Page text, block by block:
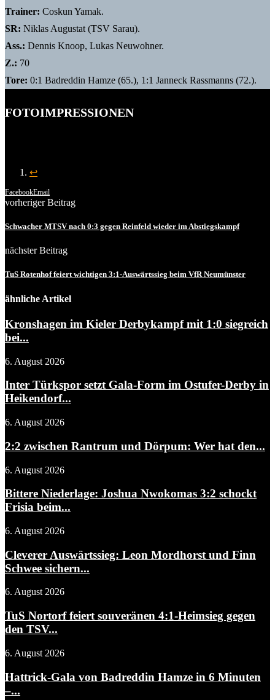
Trainer: Coskun Yamak.
SR: Niklas Augustat (TSV Sarau).
Ass.: Dennis Knoop, Lukas Neuwohner.
Z.: 70
Tore: 0:1 Badreddin Hamze (65.), 1:1 Janneck Rassmanns (72.).
FOTOIMPRESSIONEN
↩︎
FacebookEmail
vorheriger Beitrag
Schwacher MTSV nach 0:3 gegen Reinfeld wieder im Abstiegskampf
nächster Beitrag
TuS Rotenhof feiert wichtigen 3:1-Auswärtssieg beim VfR Neumünster
ähnliche Artikel
Kronshagen im Kieler Derbykampf mit 1:0 siegreich
bei...
6. August 2026
Inter Türkspor setzt Gala-Form im Ostufer-Derby in
Heikendorf...
6. August 2026
2:2 zwischen Rantrum und Dörpum: Wer hat den...
6. August 2026
Bittere Niederlage: Joshua Nwokomas 3:2 schockt
Frisia beim...
6. August 2026
Cleverer Auswärtssieg: Leon Mordhorst und Finn
Schwee sichern...
6. August 2026
TuS Nortorf feiert souveränen 4:1-Heimsieg gegen
den TSV...
6. August 2026
Hattrick-Gala von Badreddin Hamze in 6 Minuten
–...